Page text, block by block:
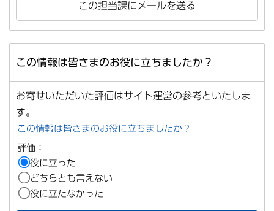
この担当課にメールを送る
この情報は皆さまのお役に立ちましたか？
お寄せいただいた評価はサイト運営の参考といたしま
す。
この情報は皆さまのお役に立ちましたか？
評価：
役に立った
どちらとも言えない
役に立たなかった